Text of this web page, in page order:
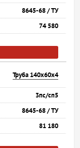
8645-68 / ТУ
74 580
Труба 140х60х4
3пс/сп5
8645-68 / ТУ
81 180